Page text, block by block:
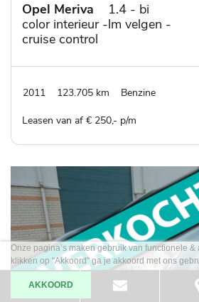
Opel Meriva
1.4 - bi
color interieur -lm velgen -
cruise control
2011 123.705 km Benzine
Leasen van af € 250,- p/m
Onze pagina’s maken gebruik van functionele
klikken op "Akkoord" ga je akkoord met ons
AKKOORD